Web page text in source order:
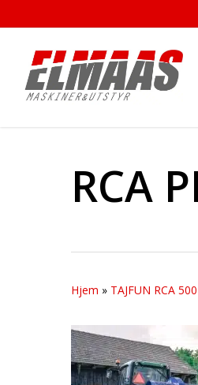
to
content
RCA
Hjem » TAJFUN RCA